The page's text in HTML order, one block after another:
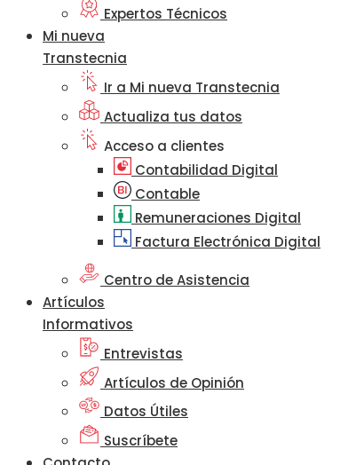
Expertos Técnicos
Mi nueva
Transtecnia
Ir a Mi nueva Transtecnia
Actualiza tus datos
Acceso a clientes
Contabilidad Digital
Contable
Remuneraciones Digital
Factura Electrónica Digital
Centro de Asistencia
Artículos
Informativos
Entrevistas
Artículos de Opinión
Datos Útiles
Suscríbete